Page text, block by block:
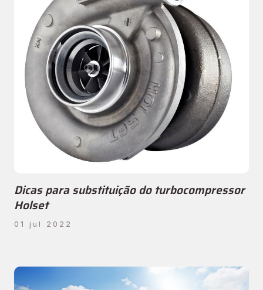
Dicas para substituição do turbocompressor
Holset
01 jul 2022